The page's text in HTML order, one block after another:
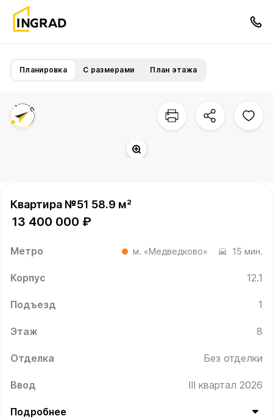
Планировка С размерами План этажа
Квартира №51 58.9 м²
13 400 000 ₽
Метро м. «Медведково» 15 мин.
Корпус 12.1
Подъезд 1
Этаж 8
Отделка Без отделки
Ввод III квартал 2026
Подробнее